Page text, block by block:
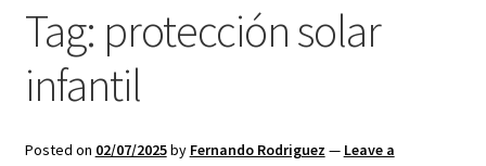
Espacio Educativo
Social Media
Contactanos ahora
Tag: protección solar
infantil
Posted on 02/07/2025by Fernando Rodriguez — Leave a